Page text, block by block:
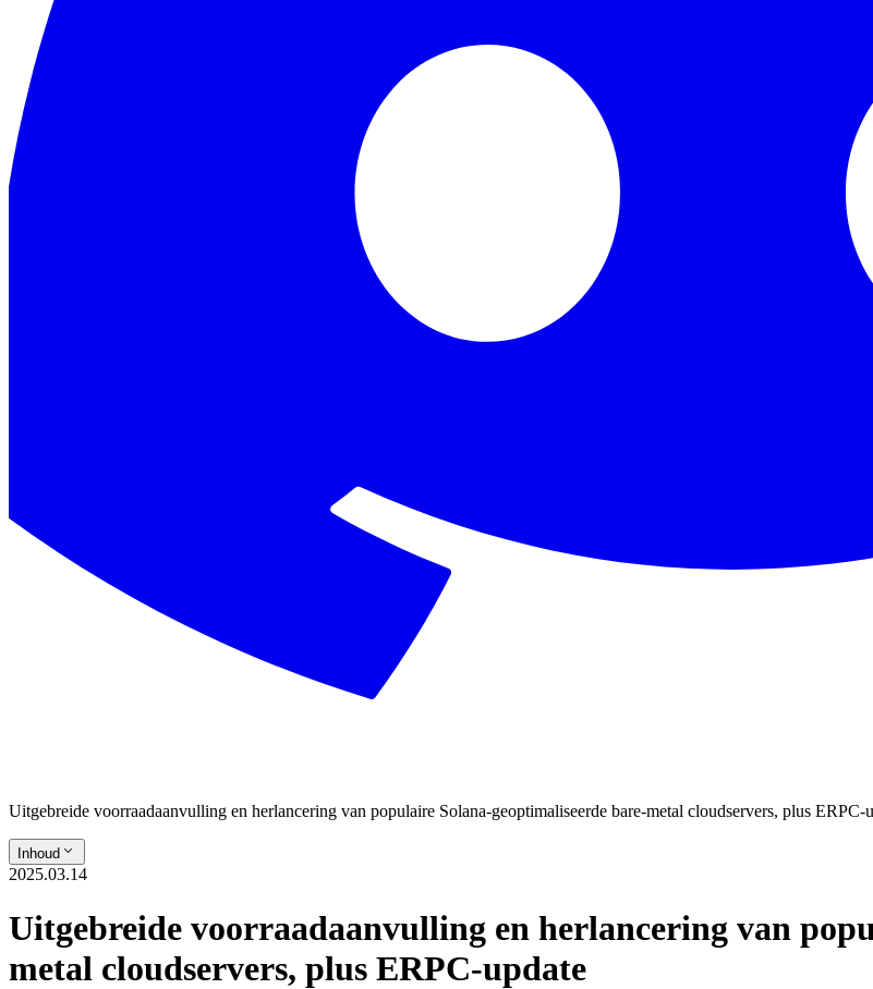
Uitgebreide voorraadaanvulling en herlancering van populaire Solana-geoptimaliseerde bare-metal cloudservers, plus ERPC-
Inhoud
2025.03.14
Uitgebreide voorraadaanvulling en herlancering van
metal cloudservers, plus ERPC-update